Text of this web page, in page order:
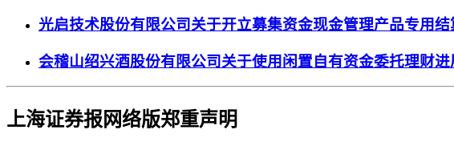
光启技术股份有限公司关于开立募集资金现金管理产品专用
会稽山绍兴酒股份有限公司关于使用闲置自有资金委托理财
上海证券报网络版郑重声明